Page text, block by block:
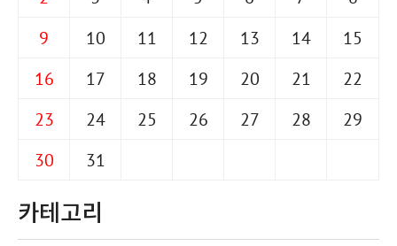
9
10 11 12 13 14
15
16
17 18 19 20 21
22
23
24 25 26 27 28
29
30
31
카테고리